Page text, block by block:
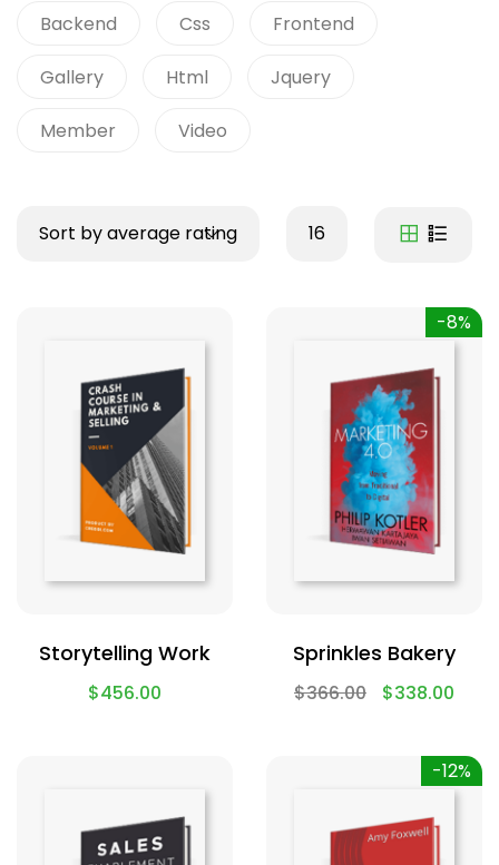
Backend Css Frontend
Gallery Html Jquery
Member Video
Sort by average rating 16
Storytelling Work
$456.00
-8%
Sprinkles Bakery
$366.00 $338.00
-12%